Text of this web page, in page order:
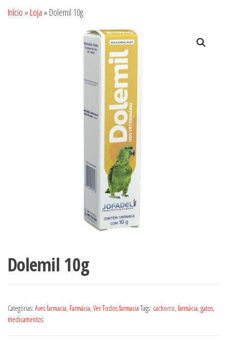
Início » Loja » Dolemil 10g
Dolemil 10g
Categorias: Aves farmacia, Farmácia, Ver Todos farmacia Tags: cachorro, farmácia, gatos,
medicamentos